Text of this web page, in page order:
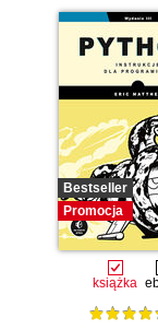
Bestseller
Promocja
książka